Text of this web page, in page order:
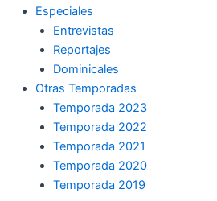
Especiales
Entrevistas
Reportajes
Dominicales
Otras Temporadas
Temporada 2023
Temporada 2022
Temporada 2021
Temporada 2020
Temporada 2019